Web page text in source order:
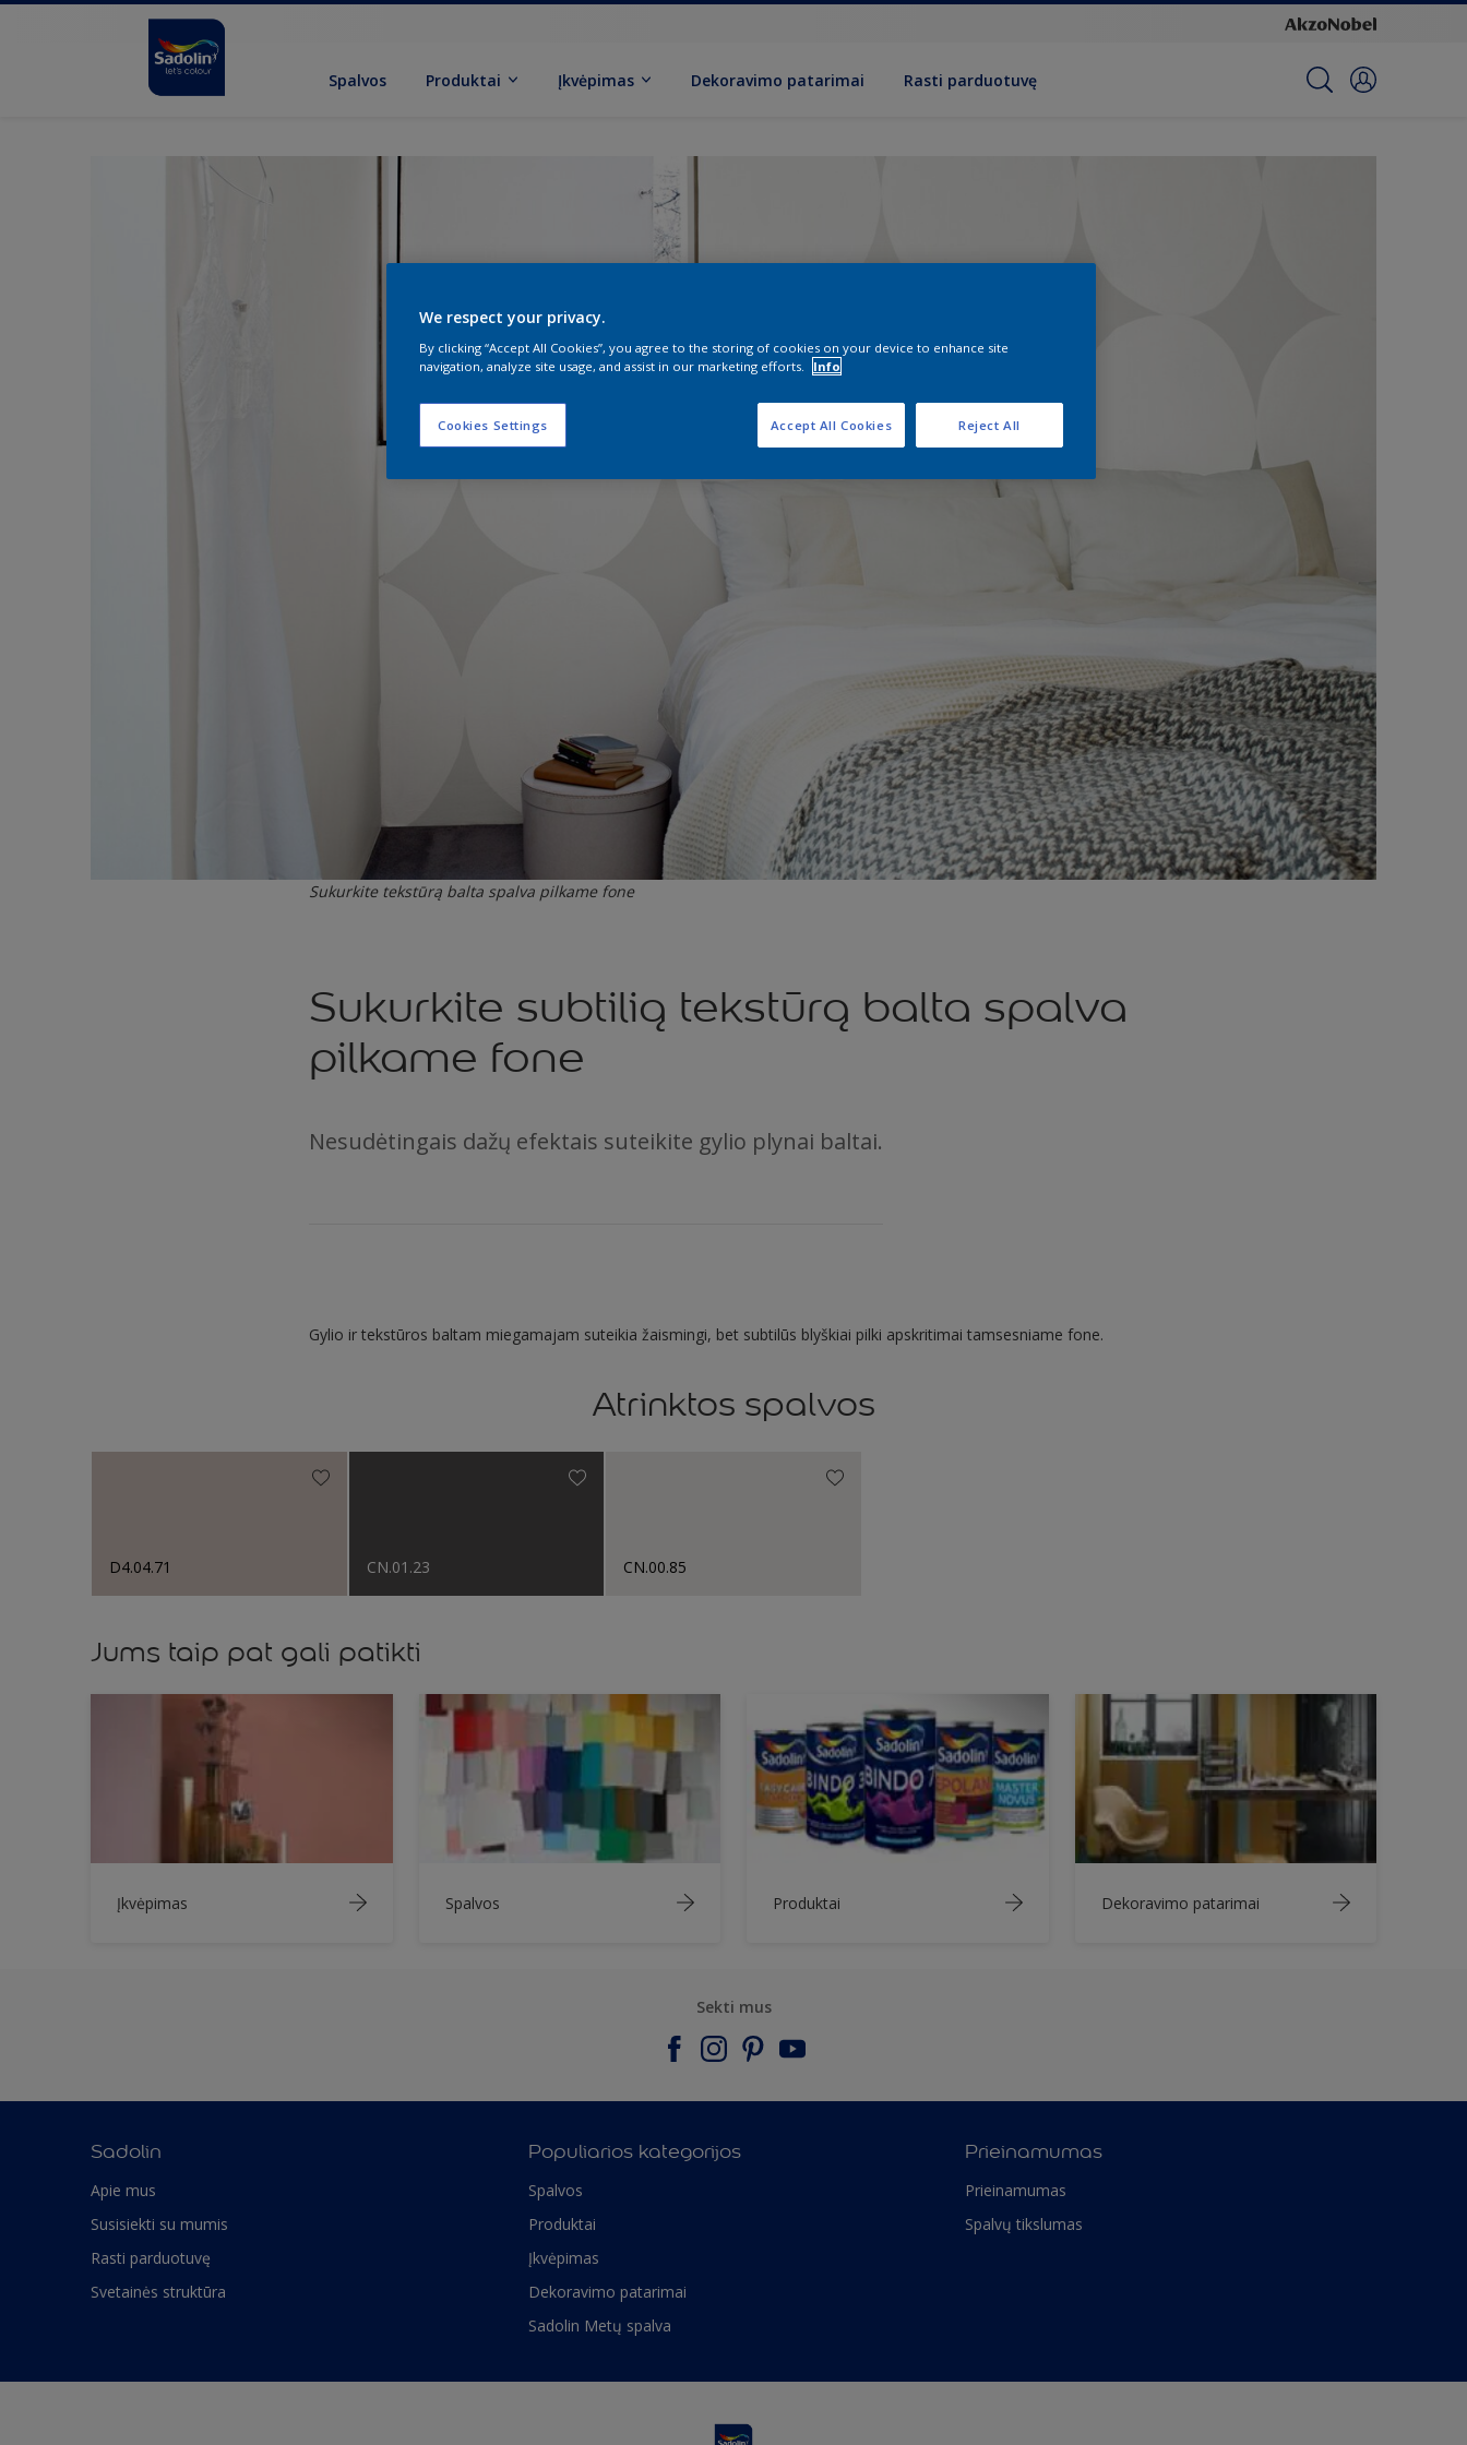
Spalvos Produktai Įkvėpimas Dekoravimo patarimai Rasti parduotuvę
Sukurkite tekstūrą balta spalva pilkame fone
Sukurkite subtilią tekstūrą balta spalva
pilkame fone
Nesudėtingais dažų efektais suteikite gylio plynai baltai.
Gylio ir tekstūros baltam miegamajam suteikia žaismingi, bet subtilūs blyškiai pilki apskritimai tamsesniame fone.
Atrinktos spalvos
D4.04.71 CN.01.23 CN.00.85
Jums taip pat gali patikti
Įkvėpimas Spalvos Produktai Dekoravimo patarimai
Sekti mus
Sadolin
Apie mus
Susisiekti su mumis
Rasti parduotuvę
Svetainės struktūra
Populiarios kategorijos
Spalvos
Produktai
Įkvėpimas
Dekoravimo patarimai
Sadolin Metų spalva
Prieinamumas
Prieinamumas
Spalvų tikslumas
We respect your privacy.
By clicking “Accept All Cookies”, you agree to the storing of cookies on your device to enhance site
navigation, analyze site usage, and assist in our marketing efforts.
Info
Cookies Settings Reject All
Accept All Cookies